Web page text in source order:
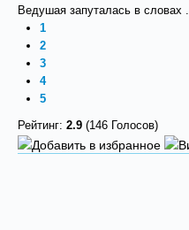
Ведушая запуталась в словах .
1
2
3
4
5
Рейтинг: 2.9 (146 Голосов)